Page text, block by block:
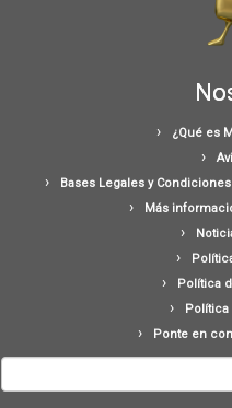
¿Qué es
Bases Legales y
Más
Política
Política
Ponte en